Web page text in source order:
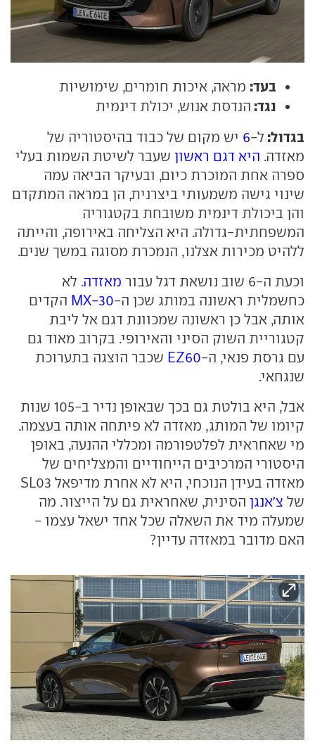
בעד: מראה, איכות חומרים, שימושיות
נגד: הנדסת אנוש, יכולת דינמית
בגדול: ל-6 יש מקום של כבוד בהיסטוריה של
מאזדה. היא דגם ראשון שעבר לשיטת השמות בעלי
ספרה אחת המוכרת כיום, ובעיקר הביאה עמה
שינוי גישה משמעותי ביצרנית, הן במראה המתקדם
והן ביכולת דינמית משובחת בקטגוריה
המשפחתית-גדולה. היא הצליחה באירופה, והייתה
ללהיט מכירות אצלנו, הנמכרת מסוגה במשך שנים.
וכעת ה-6 שוב נושאת דגל עבור
מאזדה. לא
כחשמלית ראשונה במותג שכן ה-MX-30 הקדים
אותה, אבל כן ראשונה שמכוונת דגם אל ליבת
קטגוריית השוק הסיני והאירופי. בקרוב מאוד גם
עם גרסת פנאי, ה-EZ60 שכבר הוצגה בתערוכת
שנגחאי.
אבל, היא בולטת גם בכך שבאופן נדיר ב-105 שנות
קיומו של המותג, מאזדה לא פיתחה אותה בעצמה.
מי שאחראית לפלטפורמה ומכללי ההנעה, באופן
היסטורי המרכיבים הייחודיים והמצליחים של
מאזדה בעידן הנוכחי, היא לא אחרת מדיפאל SL03
של צ'אנגן הסינית, שאחראית גם על הייצור. מה
שמעלה מיד את השאלה שכל אחד ישאל עצמו -
האם מדובר במאזדה עדיין?